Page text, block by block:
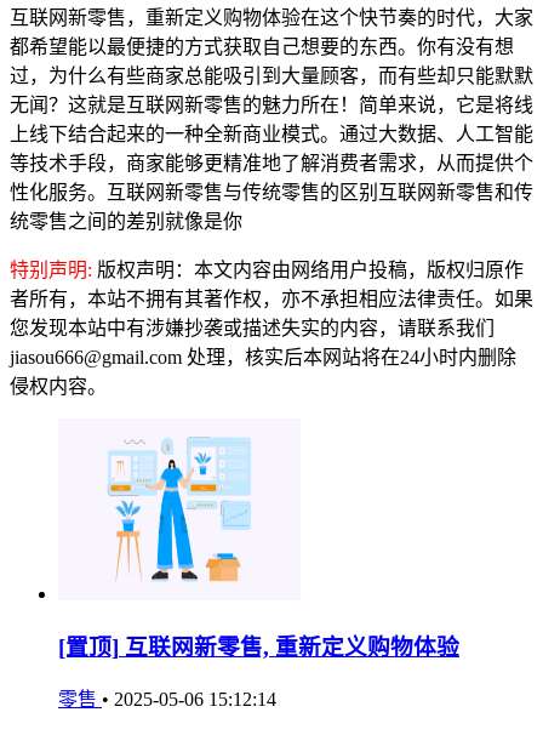
互联网新零售，重新定义购物体验在这个快节奏的时代，大家
都希望能以最便捷的方式获取自己想要的东西。你有没有想
过，为什么有些商家总能吸引到大量顾客，而有些却只能默默
无闻？这就是互联网新零售的魅力所在！简单来说，它是将线
上线下结合起来的一种全新商业模式。通过大数据、人工智能
等技术手段，商家能够更精准地了解消费者需求，从而提供个
性化服务。互联网新零售与传统零售的区别互联网新零售和传
统零售之间的差别就像是你
特别声明: 版权声明：本文内容由网络用户投稿，版权归原作
者所有，本站不拥有其著作权，亦不承担相应法律责任。如果
您发现本站中有涉嫌抄袭或描述失实的内容，请联系我们
jiasou666@gmail.com 处理，核实后本网站将在24小时内删除
侵权内容。
[置顶] 互联网新零售, 重新定义购物体验
零售 • 2025-05-06 15:12:14